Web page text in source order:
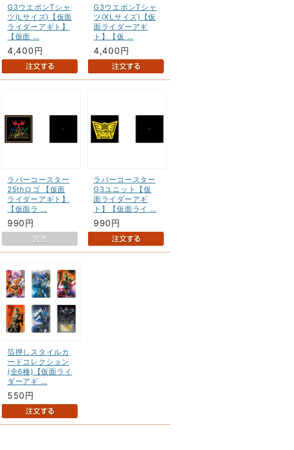
G3ウエポンTシャ
ツ(Lサイズ)【仮面
ライダーアギト】
【仮面 …
4,400円
G3ウエポンTシャ
ツ(XLサイズ)【仮
面ライダーアギ
ト】【仮 …
4,400円
ラバーコースター
25thロゴ 【仮面
ライダーアギト】
【仮面ラ …
990円
ラバーコースター
G3ユニット【仮
面ライダーアギ
ト】【仮面ライ …
990円
箔押しスタイルカ
ードコレクション
(全6種)【仮面ライ
ダーアギ …
550円